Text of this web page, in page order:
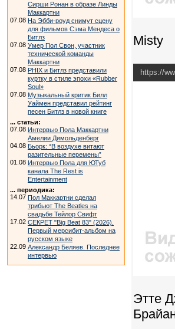
Сирши Ронан в образе Линды
Маккартни
07.08 На Эбби-роуд снимут сцену
для фильмов Сэма Мендеса о
Битлз
07.08 Умер Пол Свон, участник
технической команды
Маккартни
07.08 PHIX и Битлз представили
куртку в стиле эпохи «Rubber
Soul»
07.08 Музыкальный критик Билл
Уаймен представил рейтинг
песен Битлз в новой книге
... статьи:
07.08 Интервью Пола Маккартни
Амелии Димольденберг
04.08 Бьорк: “В воздухе витают
разительные перемены”
01.08 Интервью Пола для ЮТуб
канала The Rest is
Entertainment
... периодика:
14.07 Пол Маккартни сделал
трибьют The Beatles на
свадьбе Тейлор Свифт
17.02 СЕКРЕТ "Big Beat 83" (2026).
Первый мерсибит-альбом на
русском языке
22.09 Александр Беляев. Последнее
интервью
Misty
https://
Этте